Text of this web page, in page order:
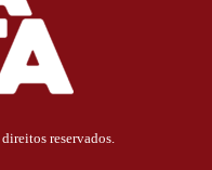
reservados.